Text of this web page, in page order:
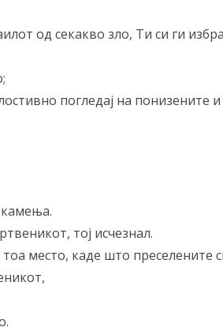
од секакво зло, Ти си ги
погледај на понизените
камења.
тој исчезнал.
место, каде што преселените